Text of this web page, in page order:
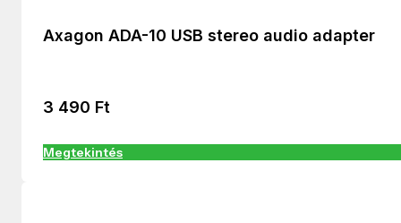
Axagon ADA-10 USB stereo audio adapter
3 490 Ft
Megtekintés